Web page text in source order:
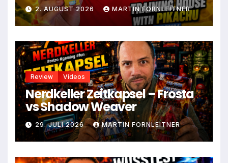
2. AUGUST 2026 MARTIN FORNLEITNER
Review Videos
Nerdkeller Zeitkapsel – Frosta
vs Shadow Weaver
29. JULI 2026 MARTIN FORNLEITNER